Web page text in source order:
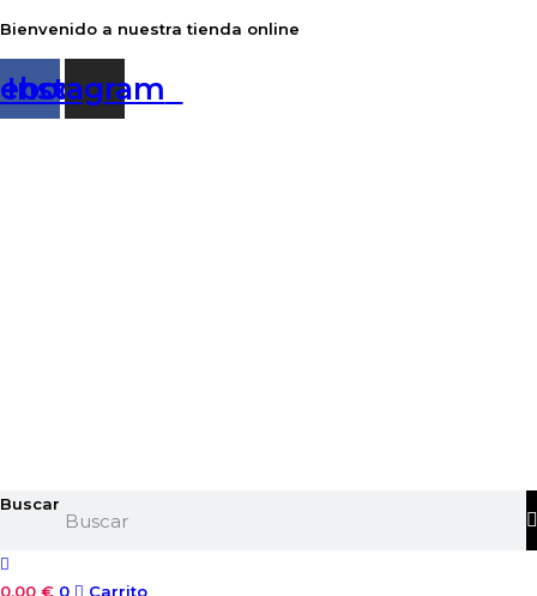
Ir
al
contenido
Bienvenido a nuestra tienda online
Instagram
Buscar
0,00 € 0 Carrito